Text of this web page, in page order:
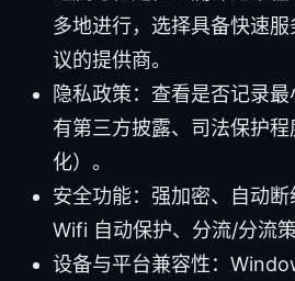
多地进行，选择具备快速
议的提供商。
隐私政策：查看是否记录
有第三方披露、司法保护
化）。
安全功能：强加密、自动
Wifi 自动保护、分流/分流
设备与平台兼容性：